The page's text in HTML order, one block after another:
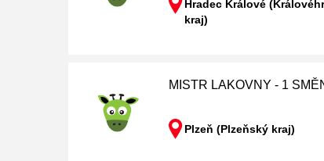
Hradec Králové
kraj)
MISTR LAKOVNY - 1
Plzeň (Plzeňský kraj)